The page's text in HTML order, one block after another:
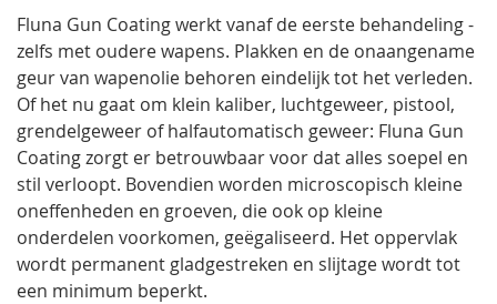
Fluna Gun Coating werkt vanaf de eerste behandeling -
zelfs met oudere wapens. Plakken en de onaangename
geur van wapenolie behoren eindelijk tot het verleden.
Of het nu gaat om klein kaliber, luchtgeweer, pistool,
grendelgeweer of halfautomatisch geweer: Fluna Gun
Coating zorgt er betrouwbaar voor dat alles soepel en
stil verloopt. Bovendien worden microscopisch kleine
oneffenheden en groeven, die ook op kleine
onderdelen voorkomen, geëgaliseerd. Het oppervlak
wordt permanent gladgestreken en slijtage wordt tot
een minimum beperkt.